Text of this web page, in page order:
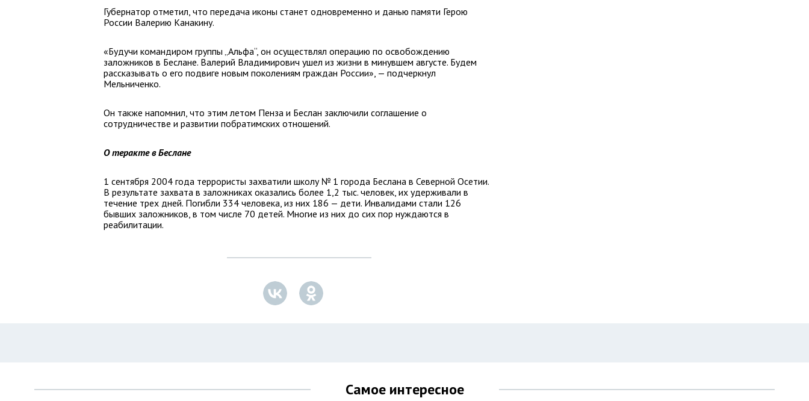
Губернатор отметил, что передача иконы станет одновременно и данью памяти Герою
России Валерию Канакину.
«Будучи командиром группы „Альфа“, он осуществлял операцию по освобождению
заложников в Беслане. Валерий Владимирович ушел из жизни в минувшем августе. Будем
рассказывать о его подвиге новым поколениям граждан России», — подчеркнул
Мельниченко.
Он также напомнил, что этим летом Пенза и Беслан заключили соглашение о
сотрудничестве и развитии побратимских отношений.
О теракте в Беслане
1 сентября 2004 года террористы захватили школу № 1 города Беслана в Северной Осетии.
В результате захвата в заложниках оказались более 1,2 тыс. человек, их удерживали в
течение трех дней. Погибли 334 человека, из них 186 — дети. Инвалидами стали 126
бывших заложников, в том числе 70 детей. Многие из них до сих пор нуждаются в
реабилитации.
Самое интересное